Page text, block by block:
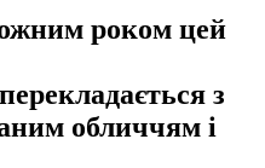
роком цей
з
обличчям і